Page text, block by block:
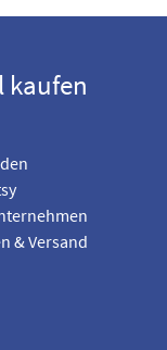
kaufen
& Versand